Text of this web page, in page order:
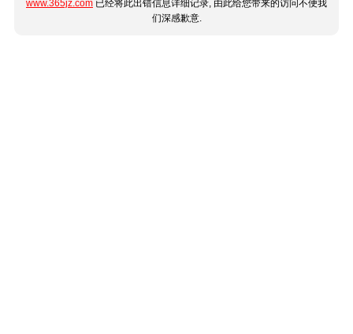
www.365jz.com 已经将此出错信息详细记录, 由此给您带来的访问不便我
们深感歉意.